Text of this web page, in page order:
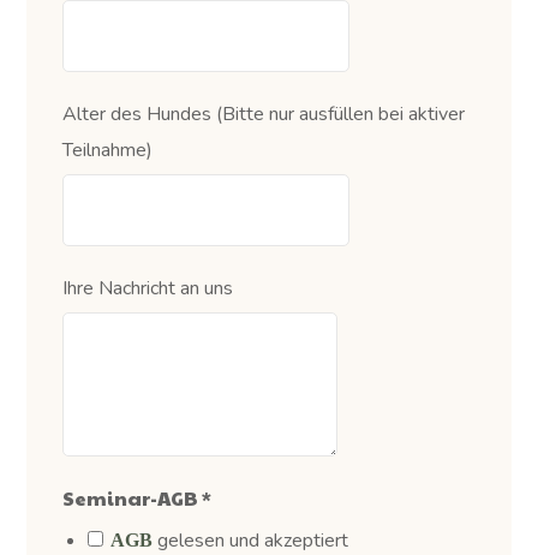
Alter des Hundes (Bitte nur ausfüllen bei aktiver
Teilnahme)
Ihre Nachricht an uns
Seminar-AGB*
AGB gelesen und akzeptiert